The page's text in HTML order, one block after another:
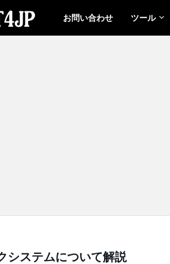
お問い合わせ ツール
システムについて解説